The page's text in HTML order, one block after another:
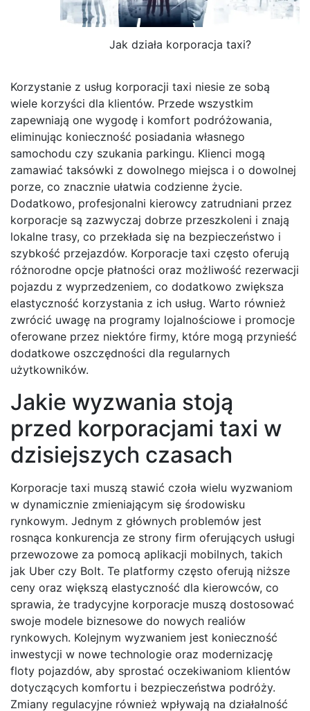
Jak działa korporacja taxi?
Korzystanie z usług korporacji taxi niesie ze sobą
wiele korzyści dla klientów. Przede wszystkim
zapewniają one wygodę i komfort podróżowania,
eliminując konieczność posiadania własnego
samochodu czy szukania parkingu. Klienci mogą
zamawiać taksówki z dowolnego miejsca i o dowolnej
porze, co znacznie ułatwia codzienne życie.
Dodatkowo, profesjonalni kierowcy zatrudniani przez
korporacje są zazwyczaj dobrze przeszkoleni i znają
lokalne trasy, co przekłada się na bezpieczeństwo i
szybkość przejazdów. Korporacje taxi często oferują
różnorodne opcje płatności oraz możliwość rezerwacji
pojazdu z wyprzedzeniem, co dodatkowo zwiększa
elastyczność korzystania z ich usług. Warto również
zwrócić uwagę na programy lojalnościowe i promocje
oferowane przez niektóre firmy, które mogą przynieść
dodatkowe oszczędności dla regularnych
użytkowników.
Jakie wyzwania stoją
przed korporacjami taxi w
dzisiejszych czasach
Korporacje taxi muszą stawić czoła wielu wyzwaniom
w dynamicznie zmieniającym się środowisku
rynkowym. Jednym z głównych problemów jest
rosnąca konkurencja ze strony firm oferujących usługi
przewozowe za pomocą aplikacji mobilnych, takich
jak Uber czy Bolt. Te platformy często oferują niższe
ceny oraz większą elastyczność dla kierowców, co
sprawia, że tradycyjne korporacje muszą dostosować
swoje modele biznesowe do nowych realiów
rynkowych. Kolejnym wyzwaniem jest konieczność
inwestycji w nowe technologie oraz modernizację
floty pojazdów, aby sprostać oczekiwaniom klientów
dotyczących komfortu i bezpieczeństwa podróży.
Zmiany regulacyjne również wpływają na działalność